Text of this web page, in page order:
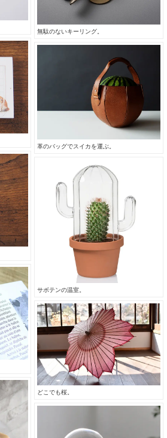
無駄のないキーリング。
革のバッグでスイカを運ぶ。
サボテンの温室。
どこでも桜。